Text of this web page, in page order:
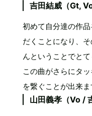
吉田結威（Gt,
初めて自分達の作
だくことになり、
んということでとて
この曲がさらにタ
を繋ぐことが出来ま
山田義孝（Vo /